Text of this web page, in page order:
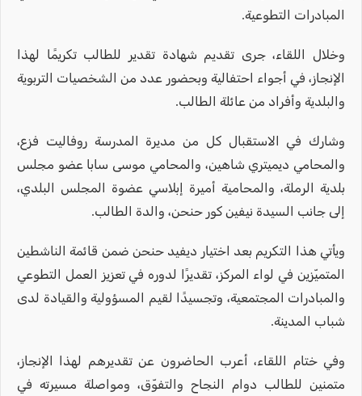
المبادرات التطوعية.
وخلال اللقاء، جرى تقديم شهادة تقدير للطالب تكريمًا لهذا
الإنجاز، في أجواء احتفالية وبحضور عدد من الشخصيات التربوية
والبلدية وأفراد من عائلة الطالب.
وشارك في الاستقبال كل من مديرة المدرسة روفاليت فزع،
والمحامي ديميتري شاهين، والمحامي موسى سابا عضو مجلس
بلدية الرملة، والمحامية أميرة إبلاسي عضوة المجلس البلدي،
إلى جانب السيدة نيفين كور حنحن، والدة الطالب.
ويأتي هذا التكريم بعد اختيار ديفيد حنحن ضمن قائمة الناشطين
المتميّزين في لواء المركز، تقديرًا لدوره في تعزيز العمل التطوعي
والمبادرات المجتمعية، وتجسيدًا لقيم المسؤولية والقيادة لدى
شباب المدينة.
وفي ختام اللقاء، أعرب الحاضرون عن تقديرهم لهذا الإنجاز،
متمنين للطالب دوام النجاح والتفوّق، ومواصلة مسيرته في